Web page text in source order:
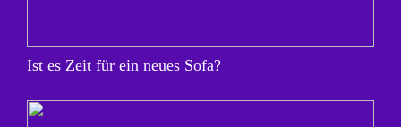
Ist es Zeit für ein neues Sofa?